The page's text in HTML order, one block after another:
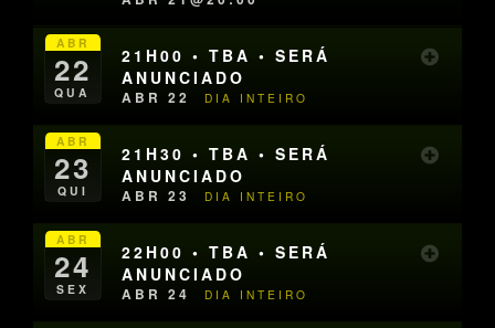
ABR
22
QUA
21H00 • TBA • SERÁ
ANUNCIADO
ABR 22 DIA INTEIRO
ABR
23
QUI
21H30 • TBA • SERÁ
ANUNCIADO
ABR 23 DIA INTEIRO
ABR
24
SEX
22H00 • TBA • SERÁ
ANUNCIADO
ABR 24 DIA INTEIRO